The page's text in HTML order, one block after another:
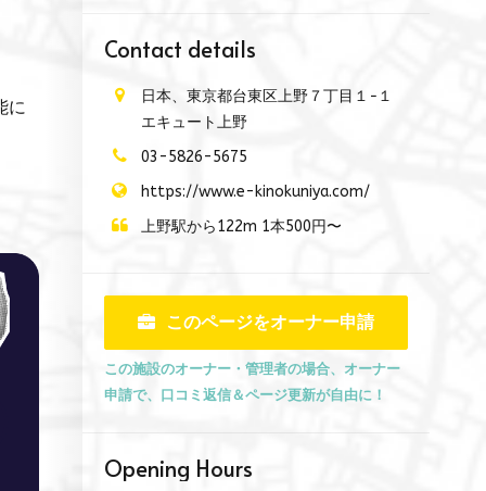
に
Contact details
日本、東京都台東区上野７丁目１−１
エキュート上野
03-5826-5675
https://www.e-kinokuniya.com/
上野駅から122m 1本500円〜
このページをオーナー申請
この施設のオーナー・管理者の場合、オーナー
申請で、口コミ返信＆ページ更新が自由に！
Opening Hours